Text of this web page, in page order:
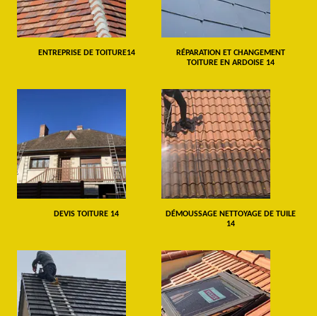
ENTREPRISE DE TOITURE14
RÉPARATION ET CHANGEMENT
TOITURE EN ARDOISE 14
DEVIS TOITURE 14
DÉMOUSSAGE NETTOYAGE DE TUILE
14